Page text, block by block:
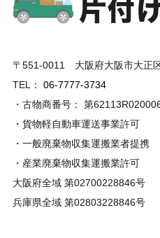
〒551-0011 大阪府大阪市大正
TEL： 06-7777-3734
・古物商番号： 第
・貨物軽自動車運送事業許可
・一般廃棄物収集運搬業者提携
・産業廃棄物収集運搬業許可
大阪府全域 第02700228846号
兵庫県全域 第02803228846号